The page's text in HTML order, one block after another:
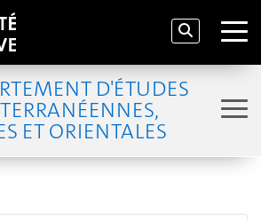
D'ÉTUDES
ET ORIENTALES